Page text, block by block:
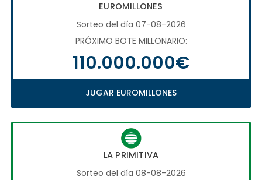
EUROMILLONES
Sorteo del día 07-08-2026
PRÓXIMO BOTE MILLONARIO:
110.000.000€
JUGAR EUROMILLONES
LA PRIMITIVA
Sorteo del día 08-08-2026